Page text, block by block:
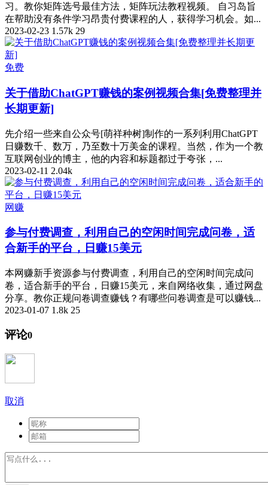
习。教你矩阵选号最佳方法，矩阵玩法教程视频。 自习岛旨
在帮助没有条件学习昂贵付费课程的人，获得学习机会。如...
2023-02-23 1.57k 29
免费
关于借助ChatGPT赚钱的案例视频合集[免费整理并
长期更新]
先介绍一些来自公众号[萌祥种树]制作的一系列利用ChatGPT
日赚数千、数万，乃至数十万美金的课程。当然，作为一个教
互联网创业的博主，他的内容和标题都过于夸张，...
2023-02-11 2.04k
网赚
参与付费调查，利用自己的空闲时间完成问卷，适
合新手的平台，日赚15美元
本网赚新手资源参与付费调查，利用自己的空闲时间完成问
卷，适合新手的平台，日赚15美元，来自网络收集，通过网盘
分享。教你正规问卷调查赚钱？有哪些问卷调查是可以赚钱...
2023-01-07 1.8k 25
评论0
取消